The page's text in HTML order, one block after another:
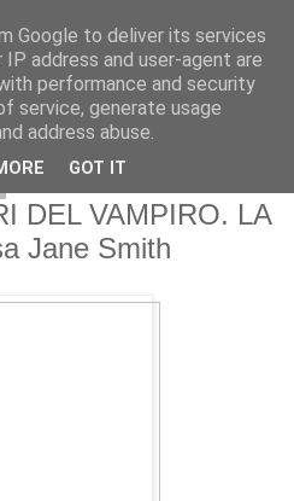
DEL VAMPIRO. LA
Jane Smith
Google to deliver its services
address and user-agent are
performance and security
service, generate usage
address abuse.
GOT IT